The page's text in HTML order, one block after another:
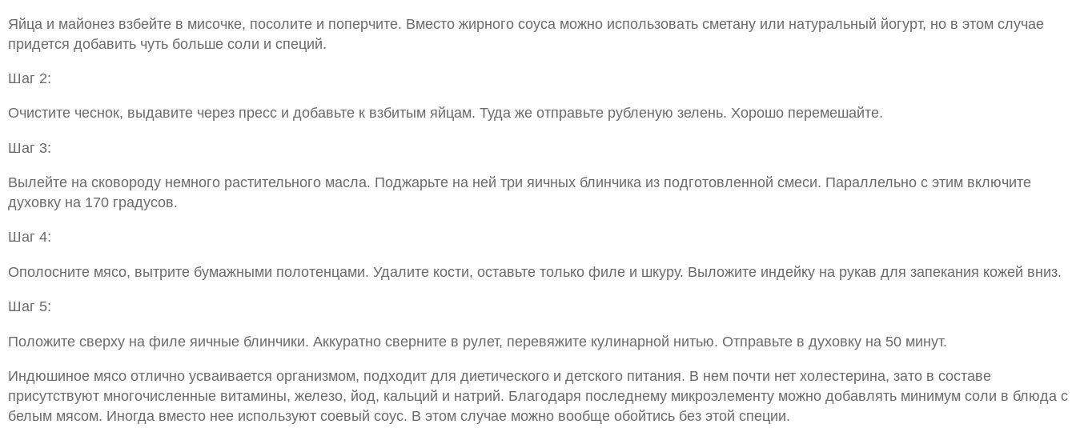
Яйца и майонез взбейте в мисочке, посолите и поперчите. Вместо жирного соуса можно использовать сметану или натуральный йогурт, но в этом случае
придется добавить чуть больше соли и специй.
Шаг 2:
Очистите чеснок, выдавите через пресс и добавьте к взбитым яйцам. Туда же отправьте рубленую зелень. Хорошо перемешайте.
Шаг 3:
Вылейте на сковороду немного растительного масла. Поджарьте на ней три яичных блинчика из подготовленной смеси. Параллельно с этим включите
духовку на 170 градусов.
Шаг 4:
Ополосните мясо, вытрите бумажными полотенцами. Удалите кости, оставьте только филе и шкуру. Выложите индейку на рукав для запекания кожей вниз.
Шаг 5:
Положите сверху на филе яичные блинчики. Аккуратно сверните в рулет, перевяжите кулинарной нитью. Отправьте в духовку на 50 минут.
Индюшиное мясо отлично усваивается организмом, подходит для диетического и детского питания. В нем почти нет холестерина, зато в составе
присутствуют многочисленные витамины, железо, йод, кальций и натрий. Благодаря последнему микроэлементу можно добавлять минимум соли в блюда с
белым мясом. Иногда вместо нее используют соевый соус. В этом случае можно вообще обойтись без этой специи.